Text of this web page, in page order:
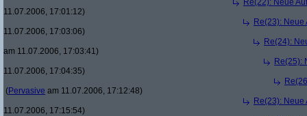
Re(22): Neue
11.07.2006, 17:01:12)
Re(23):
11.07.2006, 17:03:06)
Re(24):
am 11.07.2006, 17:03:41)
Re(25):
11.07.2006, 17:04:35)
(Pervasive am 11.07.2006, 17:12:48)
Re(23):
11.07.2006, 17:15:54)